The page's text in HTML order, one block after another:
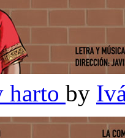
harto by